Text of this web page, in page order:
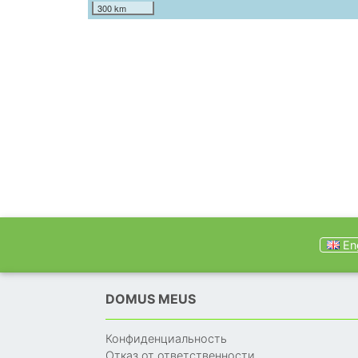
300 km
DOMUS MEUS
Конфиденциальность
Отказ от ответственности